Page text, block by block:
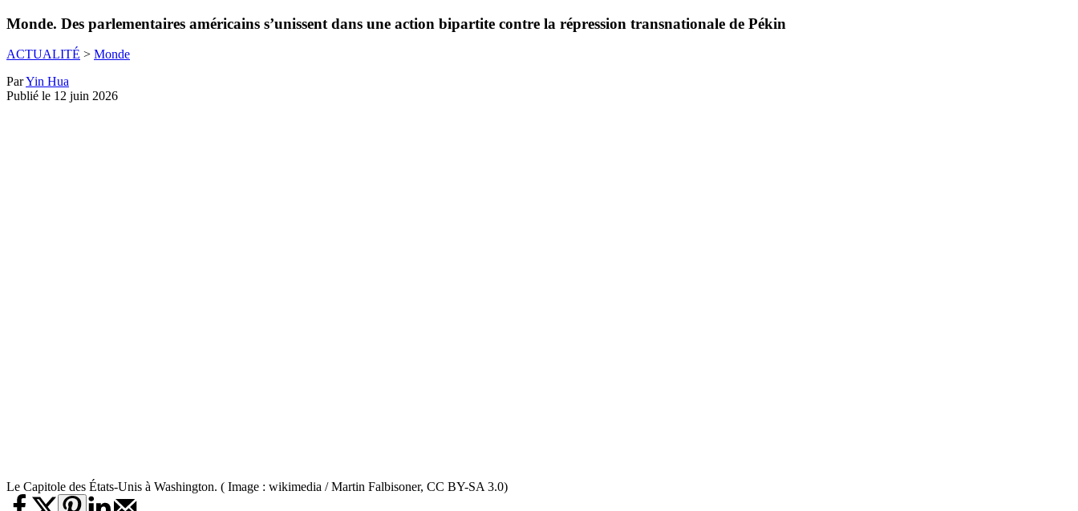
Monde. Des parlementaires américains s’unissent dans une action bipartite contre la répression transnationale de Pékin
ACTUALITÉ > Monde
ParYin Hua
Publié le 12 juin 2026
Le Capitole des États-Unis à Washington. ( Image : wikimedia / Martin Falbisoner, CC BY-SA 3.0)